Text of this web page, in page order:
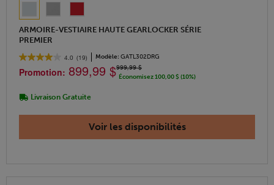
ARMOIRE-VESTIAIRE HAUTE GEARLOCKER SÉRIE
PREMIER
4.0 (19) Modèle: GATL302DRG
Promotion: 899,99 $999,99 $
Économisez 100,00 $ (10%)
Livraison Gratuite
Voir les disponibilités